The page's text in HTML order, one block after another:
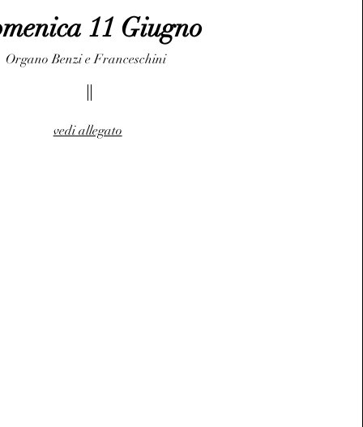
11 Giugno
Organo Benzi e Franceschini
vedi allegato